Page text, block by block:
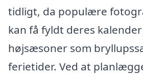
tidligt, da populære
kan få fyldt deres
højsæsoner som
ferietider. Ved at